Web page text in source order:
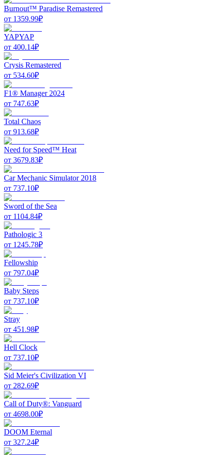
Burnout™ Paradise Remastered
от 1359.99₽
YAPYAP
от 400.14₽
Crysis Remastered
от 534.60₽
F1® Manager 2024
от 747.63₽
Total Chaos
от 913.68₽
Need for Speed™ Heat
от 3679.83₽
Car Mechanic Simulator 2018
от 737.10₽
Sword of the Sea
от 1104.84₽
Pathologic 3
от 1245.78₽
Fellowship
от 797.04₽
Baby Steps
от 737.10₽
Stray
от 451.98₽
Hell Clock
от 737.10₽
Sid Meier's Civilization VI
от 282.69₽
Call of Duty®: Vanguard
от 4698.00₽
DOOM Eternal
от 327.24₽